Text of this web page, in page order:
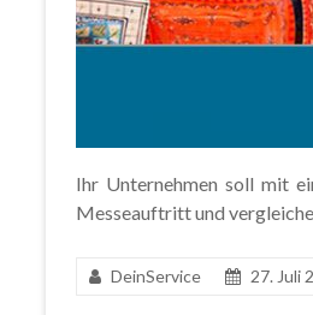
Ihr Unternehmen soll mit
Messeauftritt und
DeinService 27. Juli